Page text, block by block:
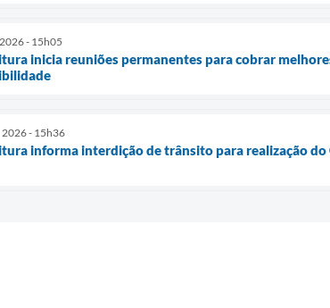
- 15h05
inicia reuniões permanentes para cobrar
2026 - 15h36
informa interdição de trânsito para realização do